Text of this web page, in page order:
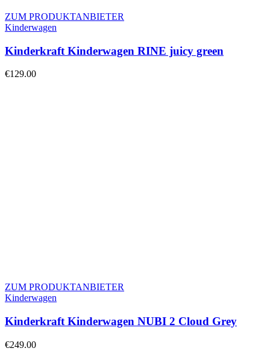
ZUM PRODUKTANBIETER
Kinderwagen
Kinderkraft Kinderwagen RINE juicy green
€129.00
ZUM PRODUKTANBIETER
Kinderwagen
Kinderkraft Kinderwagen NUBI 2 Cloud Grey
€249.00